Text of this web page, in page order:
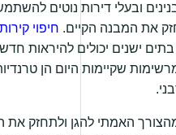
ובעלי דירות נוטים
את המבנה הקיים. חיפוי
בתים ישנים יכולים להיראות
שקיימות היום הן טרנדיות
האמתי להגן ולתחזק את